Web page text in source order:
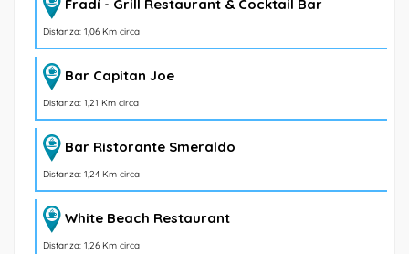
Fradí - Grill Restaurant & Cocktail Bar
Distanza: 1,06 Km circa
Bar Capitan Joe
Distanza: 1,21 Km circa
Bar Ristorante Smeraldo
Distanza: 1,24 Km circa
White Beach Restaurant
Distanza: 1,26 Km circa